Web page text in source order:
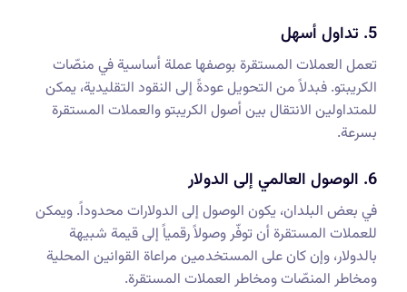
5. تداول أسهل
تعمل العملات المستقرة بوصفها عملة أساسية في منصّات
الكريبتو. فبدلاً من التحويل عودةً إلى النقود التقليدية، يمكن
للمتداولين الانتقال بين أصول الكريبتو والعملات المستقرة
بسرعة.
6. الوصول العالمي إلى الدولار
في بعض البلدان، يكون الوصول إلى الدولارات محدوداً. ويمكن
للعملات المستقرة أن توفّر وصولاً رقمياً إلى قيمة شبيهة
بالدولار، وإن كان على المستخدمين مراعاة القوانين المحلية
ومخاطر المنصّات ومخاطر العملات المستقرة.